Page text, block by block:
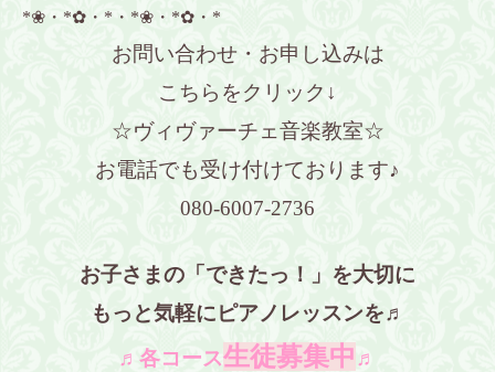
*❀・*✿・*・*❀・*✿・*
お問い合わせ・お申し込みは
こちらをクリック↓
☆ヴィヴァーチェ音楽教室☆
お電話でも受け付けております♪
080-6007-2736
お子さまの「できたっ！」を大切に
もっと気軽にピアノレッスンを♬
♬各コース生徒募集中 ♬